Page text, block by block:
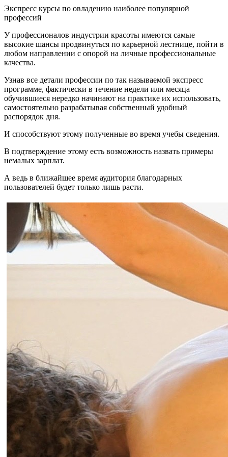
Экспресс курсы по овладению наиболее популярной
профессий
У профессионалов индустрии красоты имеются самые
высокие шансы продвинуться по карьерной лестнице, пойти в
любом направлении с опорой на личные профессиональные
качества.
Узнав все детали профессии по так называемой экспресс
программе, фактически в течение недели или месяца
обучившиеся нередко начинают на практике их использовать,
самостоятельно разрабатывая собственный удобный
распорядок дня.
И способствуют этому полученные во время учебы сведения.
В подтверждение этому есть возможность назвать примеры
немалых зарплат.
А ведь в ближайшее время аудитория благодарных
пользователей будет только лишь расти.